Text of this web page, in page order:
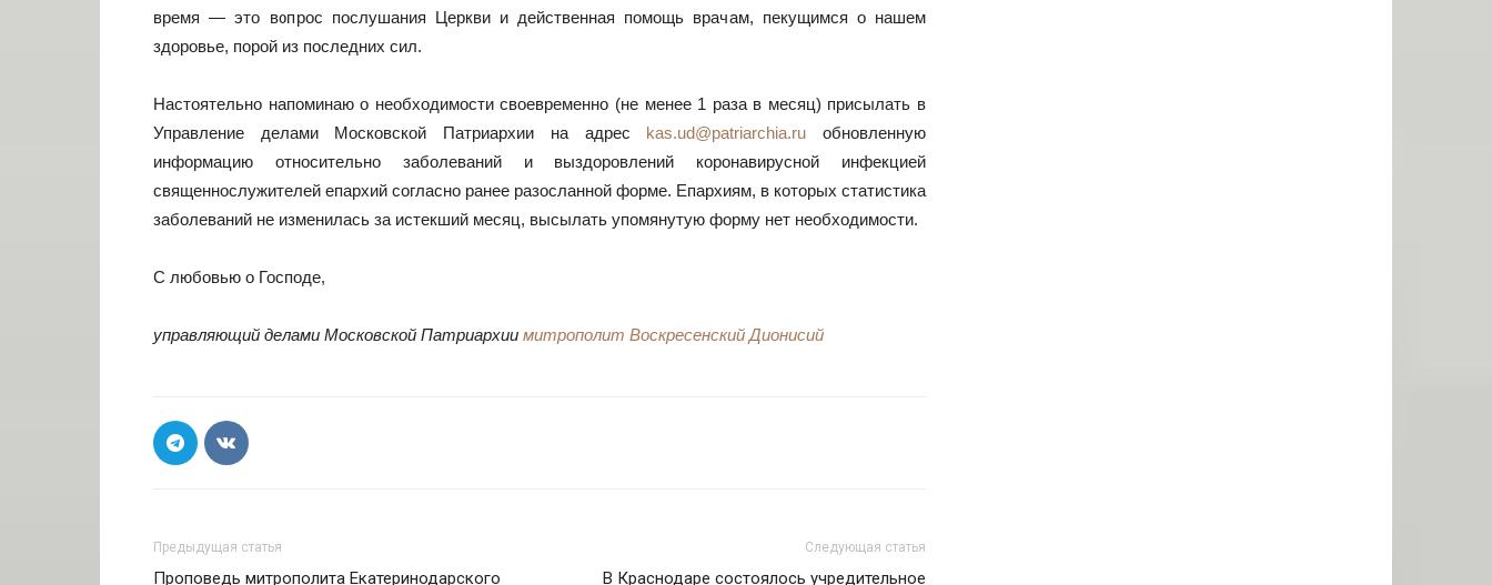
время — это вопрос послушания Церкви и действенная помощь врачам, пекущимся о нашем
здоровье, порой из последних сил.
Настоятельно напоминаю о необходимости своевременно (не менее 1 раза в месяц) присылать в
Управление делами Московской Патриархии на адрес kas.ud@patriarchia.ru обновленную
информацию относительно заболеваний и выздоровлений коронавирусной инфекцией
священнослужителей епархий согласно ранее разосланной форме. Епархиям, в которых статистика
заболеваний не изменилась за истекший месяц, высылать упомянутую форму нет необходимости.
С любовью о Господе,
управляющий делами Московской Патриархии митрополит Воскресенский Дионисий
Предыдущая статья
Проповедь митрополита Екатеринодарского
Следующая статья
В Краснодаре состоялось учредительное